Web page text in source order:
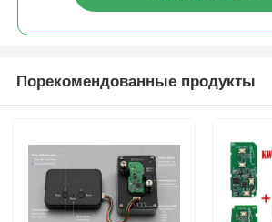
Станок для изготовления ключей
Порекомендованные продукты